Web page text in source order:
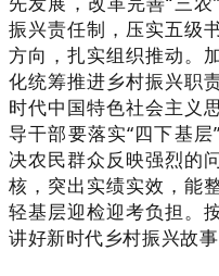
振兴责任制，压实五级
方向，扎实组织推动。
化统筹推进乡村振兴职
时代中国特色社会主义
导干部要落实“四下基
决农民群众反映强烈的
核，突出实绩实效，能
轻基层迎检迎考负担。
讲好新时代乡村振兴故事